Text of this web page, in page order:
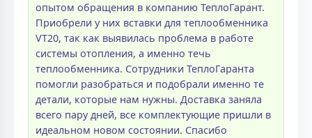
опытом обращения в компанию ТеплоГарант.
Приобрели у них вставки для теплообменника
VT20, так как выявилась проблема в работе
системы отопления, а именно течь
теплообменника. Сотрудники ТеплоГаранта
помогли разобраться и подобрали именно те
детали, которые нам нужны. Доставка заняла
всего пару дней, все комплектующие пришли в
идеальном новом состоянии. Спасибо